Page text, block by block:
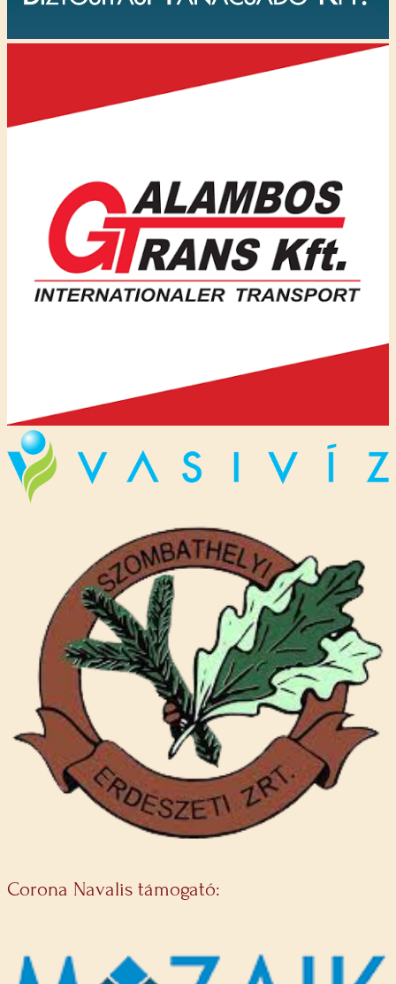
Corona Navalis támogató: